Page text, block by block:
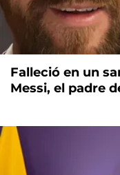
Falleció en un
Messi, el padre